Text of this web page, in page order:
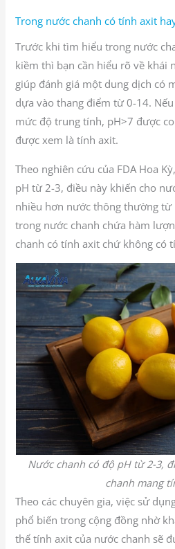
Trong nước chanh có tính axit
Trước khi tìm hiểu trong nước
kiềm thì bạn cần hiểu rõ về khái
giúp đánh giá một dung dịch có
dựa vào thang điểm từ 0-14.
mức độ trung tính, pH>7 được
được xem là tính axit.
Theo nghiên cứu của FDA Hoa
pH từ 2-3, điều này khiến cho
nhiều hơn nước thông thường từ
trong nước chanh chứa hàm
chanh có tính axit chứ không có
Nước chanh có độ pH từ 2-3,
chanh mang
Theo các chuyên gia, việc sử
phổ biến trong cộng đồng nhờ
thể tính axit của nước chanh sẽ